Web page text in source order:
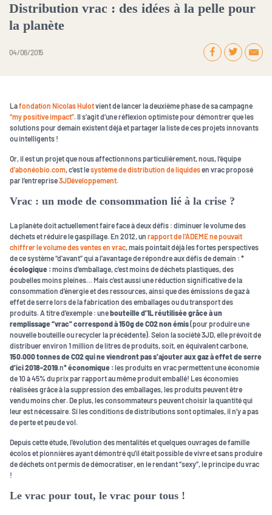
Distribution vrac : des idées à la pelle pour
la planète
04 / 06 / 2015
Lafondation Nicolas Hulotvient de lancer la deuxième phase de sa campagne
“my positive impact”. Il s’agit d’une réflexion optimiste pour démontrer que les
solutions pour demain existent déjà et partager la liste de ces projets innovants
ou intelligents !
Or, il est un projet que nous affectionnons particulièrement, nous, l’équipe
d’abonéobio.com, c’est lesystème de distribution de liquidesen vrac proposé
par l’entreprise3JDéveloppement.
Vrac : un mode de consommation lié à la crise ?
La planète doit actuellement faire face à deux défis : diminuer le volume des
déchets et réduire le gaspillage. En 2012, un rapport de l’ADEME ne pouvait
chiffrer le volume des ventes en vrac, mais pointait déjà les fortes perspectives
de ce système “d’avant” qui a l’avantage de répondre aux défis de demain : *
écologique : moins d’emballage, c’est moins de déchets plastiques, des
poubelles moins pleines… Mais c’est aussi une réduction significative de la
consommation d’énergie et des ressources, ainsi que des émissions de gaz à
effet de serre lors de la fabrication des emballages ou du transport des
produits. A titre d’exemple : unebouteille d’1L réutilisée grâce à un
remplissage “vrac” correspond à 150g de CO2 non émis(pour produire une
nouvelle bouteille ou recycler la précédente). Selon la société 3JD, elle prévoit de
distribuer environ 1 million de litres de produits, soit, en équivalent carbone,
150.000 tonnes de CO2 qui ne viendront pas s’ajouter aux gaz à effet de serre
d’ici 2018-2019.n* économique : les produits en vrac permettent une économie
de 10 à 45% du prix par rapport au même produit emballé! Les économies
réalisées grâce à la suppression des emballages, les produits peuvent être
vendu moins cher. De plus, les consommateurs peuvent choisir la quantité qui
leur est nécessaire. Si les conditions de distributions sont optimales, il n’y a pas
de perte et peu de vol.
Depuis cette étude, l’évolution des mentalités et quelques ouvrages de famille
écolos et pionnières ayant démontré qu’il était possible de vivre et sans produire
de déchets ont permis de démocratiser, en le rendant “sexy”, le principe du vrac
!
Le vrac pour tout, le vrac pour tous !